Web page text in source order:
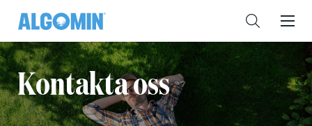
Kontakta oss